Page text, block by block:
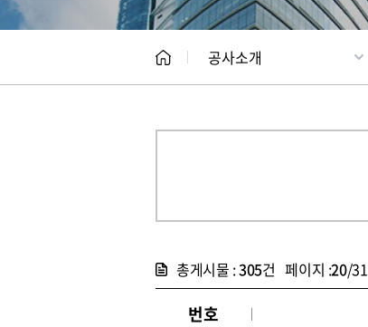
공사소개
총게시물 :305건 페이지 :20/31
번호